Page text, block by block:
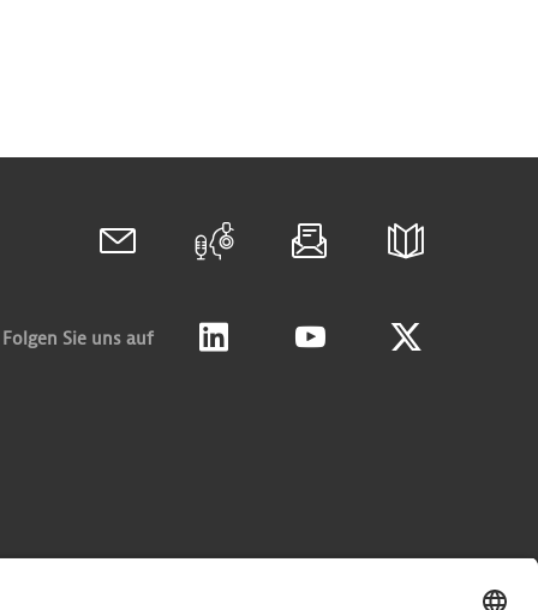
Folgen Sie uns auf